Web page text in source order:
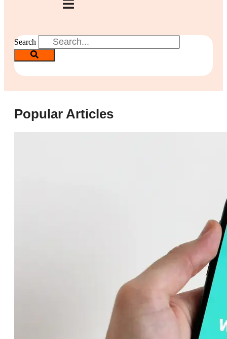
Search
Popular Articles